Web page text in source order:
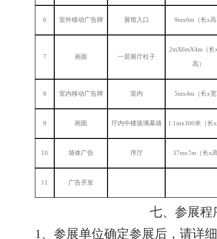
6 室外移动广告牌 展馆入口 9mx6m（长x
7 画面 一层展厅柱子
2mX6mX4m（
高）
8 室内移动广告牌 室内 5mx4m（长x
9 画面 厅内中楼玻璃幕墙 1.1mx300米（长
10 墙体广告 序厅 37mx7m（长x
11 广告开发
七、参展程
1、参展单位确定参展后，请详